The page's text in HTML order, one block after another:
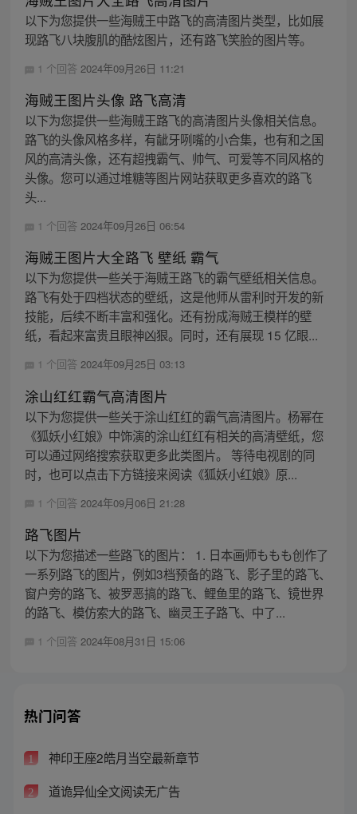
以下为您提供一些海贼王中路飞的高清图片类型，比如展
现路飞八块腹肌的酷炫图片，还有路飞笑脸的图片等。
1 个回答 2024年09月26日 11:21
海贼王图片头像 路飞高清
以下为您提供一些海贼王路飞的高清图片头像相关信息。
路飞的头像风格多样，有龇牙咧嘴的小合集，也有和之国
风的高清头像，还有超拽霸气、帅气、可爱等不同风格的
头像。您可以通过堆糖等图片网站获取更多喜欢的路飞
头...
1 个回答 2024年09月26日 06:54
海贼王图片大全路飞 壁纸 霸气
以下为您提供一些关于海贼王路飞的霸气壁纸相关信息。
路飞有处于四档状态的壁纸，这是他师从雷利时开发的新
技能，后续不断丰富和强化。还有扮成海贼王模样的壁
纸，看起来富贵且眼神凶狠。同时，还有展现 15 亿眼...
1 个回答 2024年09月25日 03:13
涂山红红霸气高清图片
以下为您提供一些关于涂山红红的霸气高清图片。杨幂在
《狐妖小红娘》中饰演的涂山红红有相关的高清壁纸，您
可以通过网络搜索获取更多此类图片。 等待电视剧的同
时，也可以点击下方链接来阅读《狐妖小红娘》原...
1 个回答 2024年09月06日 21:28
路飞图片
以下为您描述一些路飞的图片： 1. 日本画师ももも创作了
一系列路飞的图片，例如3档预备的路飞、影子里的路飞、
窗户旁的路飞、被罗恶搞的路飞、鲤鱼里的路飞、镜世界
的路飞、模仿索大的路飞、幽灵王子路飞、中了...
1 个回答 2024年08月31日 15:06
热门问答
1 神印王座2皓月当空最新章节
2 道诡异仙全文阅读无广告